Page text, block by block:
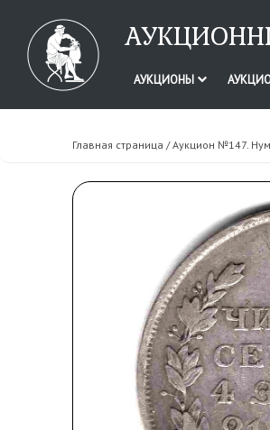
АУКЦИОНЫ
Главная страница /Аукцион №147.